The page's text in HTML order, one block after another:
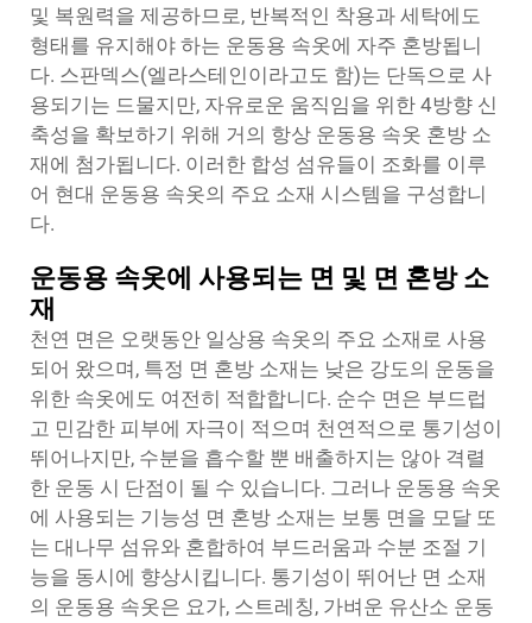
및 복원력을 제공하므로, 반복적인 착용과 세탁에도
형태를 유지해야 하는 운동용 속옷에 자주 혼방됩니
다. 스판덱스(엘라스테인이라고도 함)는 단독으로 사
용되기는 드물지만, 자유로운 움직임을 위한 4방향 신
축성을 확보하기 위해 거의 항상 운동용 속옷 혼방 소
재에 첨가됩니다. 이러한 합성 섬유들이 조화를 이루
어 현대 운동용 속옷의 주요 소재 시스템을 구성합니
다.
운동용 속옷에 사용되는 면 및 면 혼방 소
재
천연 면은 오랫동안 일상용 속옷의 주요 소재로 사용
되어 왔으며, 특정 면 혼방 소재는 낮은 강도의 운동을
위한 속옷에도 여전히 적합합니다. 순수 면은 부드럽
고 민감한 피부에 자극이 적으며 천연적으로 통기성이
뛰어나지만, 수분을 흡수할 뿐 배출하지는 않아 격렬
한 운동 시 단점이 될 수 있습니다. 그러나 운동용 속옷
에 사용되는 기능성 면 혼방 소재는 보통 면을 모달 또
는 대나무 섬유와 혼합하여 부드러움과 수분 조절 기
능을 동시에 향상시킵니다. 통기성이 뛰어난 면 소재
의 운동용 속옷은 요가, 스트레칭, 가벼운 유산소 운동